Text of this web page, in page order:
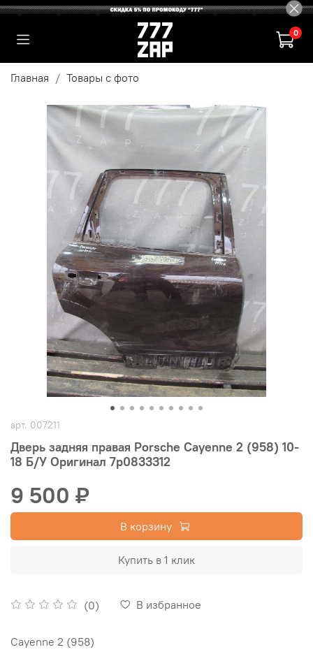
0
Главная Товары с фото
арт. 007211
Дверь задняя правая Porsche Cayenne 2 (958) 10-
18 Б/У Оригинал 7p0833312
(0) В избранное
9 500 ₽
В корзину
Купить в 1 клик
Cayenne 2 (958)